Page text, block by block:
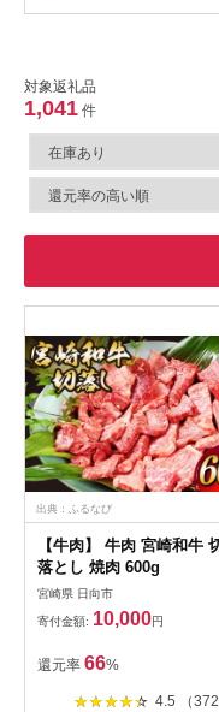
対象返礼品
1,041 件
出典：ふるなび
【牛肉】 牛肉 宮崎和牛
落とし 焼肉 600g
宮崎県 日向市
寄付金額: 10,000円
還元率 66%
4.5 （372